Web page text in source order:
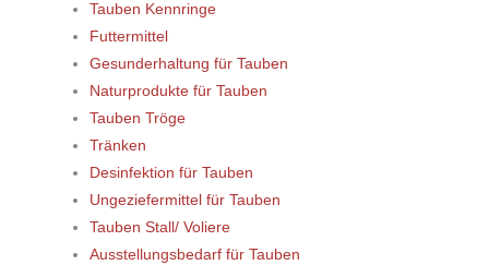
Tauben Kennringe
Futtermittel
Gesunderhaltung für Tauben
Naturprodukte für Tauben
Tauben Tröge
Tränken
Desinfektion für Tauben
Ungeziefermittel für Tauben
Tauben Stall/ Voliere
Ausstellungsbedarf für Tauben